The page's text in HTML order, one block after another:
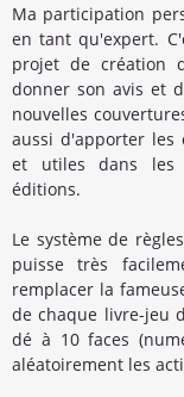
Ma participation
en tant qu'expert.
projet de création
donner son avis et
nouvelles
aussi d'apporter les
et utiles dans les
éditions.
Le système de
puisse très
remplacer la
de chaque livre-jeu
dé à 10 faces
aléatoirement les